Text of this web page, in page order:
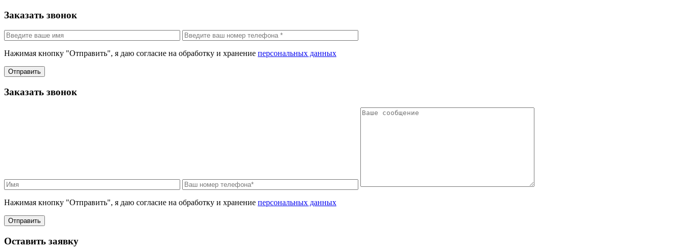
Заказать звонок
Нажимая кнопку "Отправить", я даю согласие на обработку и хранение персональных данных
Отправить
Заказать звонок
Нажимая кнопку "Отправить", я даю согласие на обработку и хранение персональных данных
Отправить
Оставить заявку